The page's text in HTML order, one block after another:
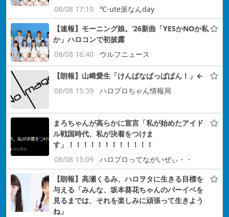
08/08 17:10
℃-ute派なんday
【速報】モーニング娘。’26新曲「YESかNOか私
か」ハロコンで初披露
08/08 16:40
ウルフニュース
【朗報】山﨑愛生「けんぱなぱっぱぱん！」←
08/08 15:39
ハロプロちゃん情報局
まろちゃんが高らかに宣言「私が始めたアイド
ル戦国時代、私が決着をつけま
す」！！！！！！！！！！！！
08/08 15:09
ハロプロってながいぜぃ・・
【朗報】高瀬くるみ、ハロヲタに生きる目標を
与える「みんな、坂本葵花ちゃんのバーイベを
見るまでは、それを楽しみに頑張って生きよう
ね」